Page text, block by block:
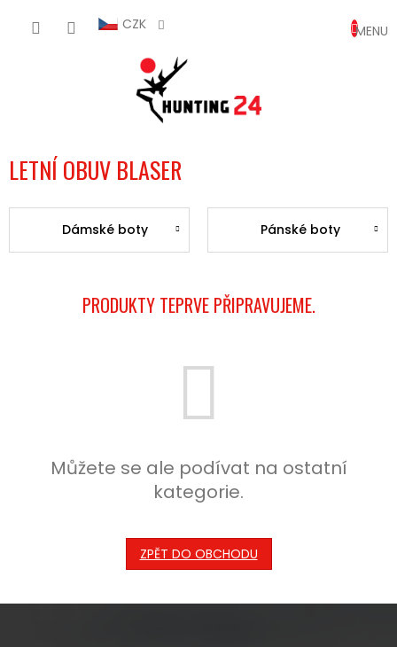
CZK
KOŠÍK
LETNÍ OBUV BLASER
Dámské boty Pánské boty
PRODUKTY TEPRVE PŘIPRAVUJEME.
Můžete se ale podívat na ostatní
kategorie.
ZPĚT DO OBCHODU